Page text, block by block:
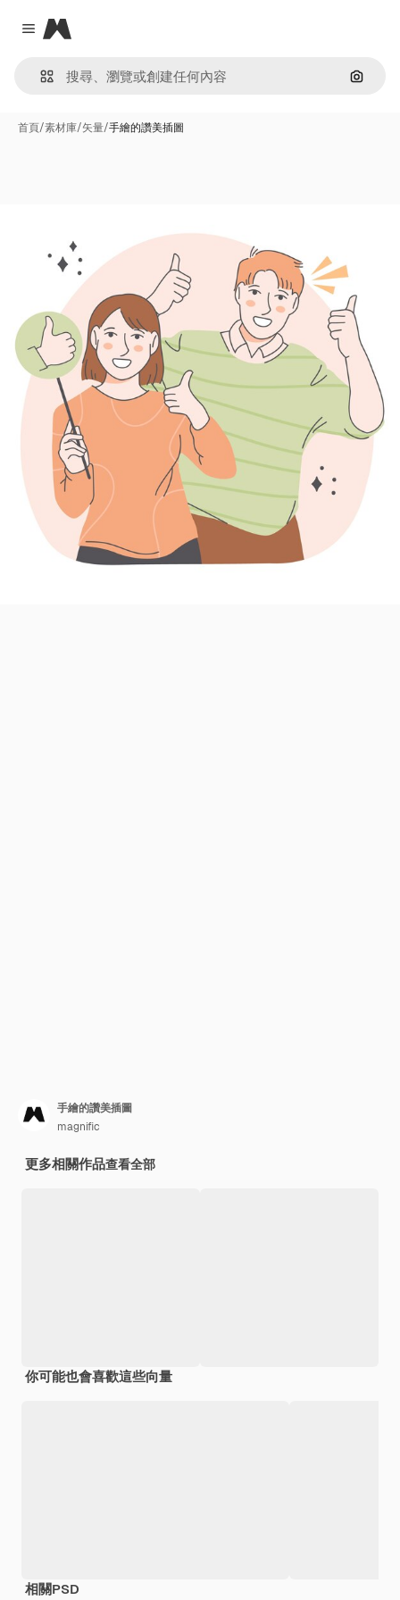
Close menu
Magnific
通過圖
首頁/素材庫/矢量/手繪的讚美插圖
手繪的讚美插圖
magnific
更多相關作品查看全部
你可能也會喜歡這些向量
相關PSD